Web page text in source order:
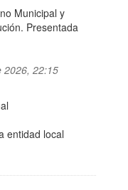
Municipal y
Presentada
2026, 22:15
entidad local